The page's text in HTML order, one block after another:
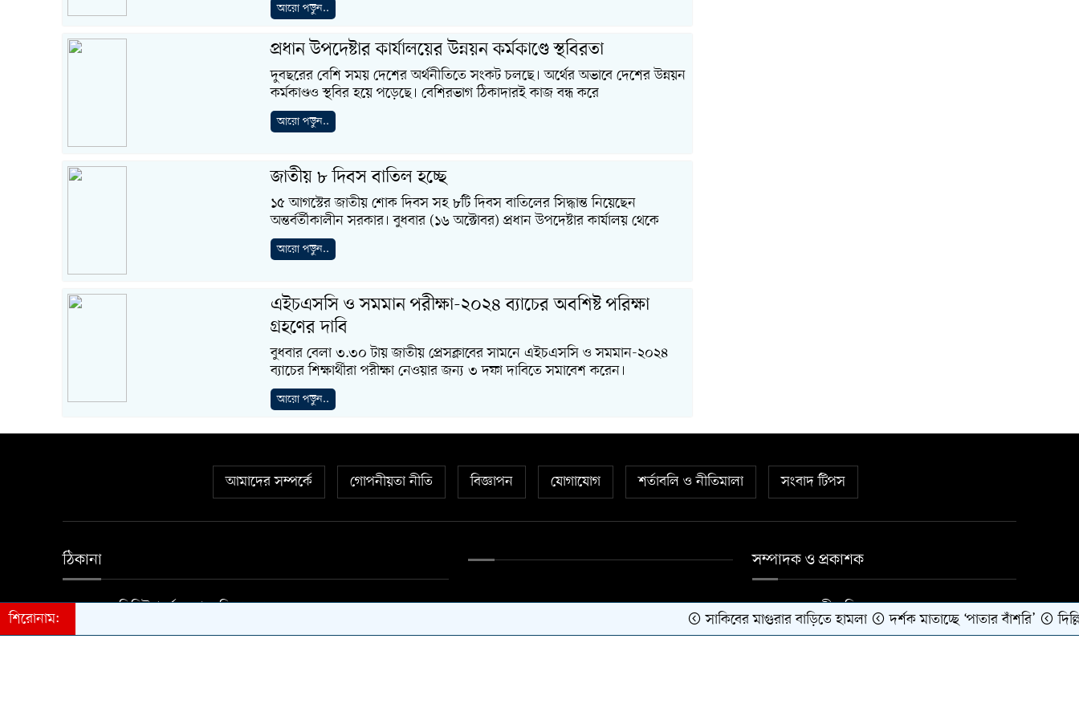
আরো পড়ুন..
প্রধান উপদেষ্টার কার্যালয়ের উন্নয়ন কর্মকাণ্ডে স্থবিরতা
দুবছরের বেশি সময় দেশের অর্থনীতিতে সংকট চলছে। অর্থের অভাবে দেশের উন্নয়ন
কর্মকাণ্ডও স্থবির হয়ে পড়েছে। বেশিরভাগ ঠিকাদারই কাজ বন্ধ করে
আরো পড়ুন..
জাতীয় ৮ দিবস বাতিল হচ্ছে
১৫ আগস্টের জাতীয় শোক দিবস সহ ৮টি দিবস বাতিলের সিদ্ধান্ত নিয়েছেন
অন্তর্বর্তীকালীন সরকার। বুধবার (১৬ অক্টোবর) প্রধান উপদেষ্টার কার্যালয় থেকে
আরো পড়ুন..
এইচএসসি ও সমমান পরীক্ষা-২০২৪ ব্যাচের অবশিষ্ট পরিক্ষা
গ্রহণের দাবি
বুধবার বেলা ৩.৩০ টায় জাতীয় প্রেসক্লাবের সামনে এইচএসসি ও সমমান-২০২৪
ব্যাচের শিক্ষার্থীরা পরীক্ষা নেওয়ার জন্য ৩ দফা দাবিতে সমাবেশ করেন।
আরো পড়ুন..
আমাদের সম্পর্কে গোপনীয়তা নীতি বিজ্ঞাপন যোগাযোগ শর্তাবলি ও নীতিমালা সংবাদ টিপস
ঠিকানা
১ বঙ্গবন্ধু এভিনিউ (৪র্থ তলা) গুলিস্তান ঢাকা- ১২০০
সম্পাদক ও প্রকাশক
মোঃ ছুন্নত আলী মল্লিক
শিরোনাম: সাকিবের মাগুরার বাড়িতে হামলা দর্শক মাতাচ্ছে ‘পাতার বাঁশরি’